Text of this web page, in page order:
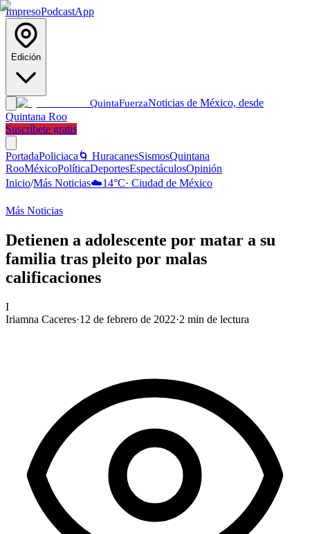
ImpresoPodcastApp
Edición
QuintaFuerzaNoticias de México, desde
Quintana Roo
Suscríbete gratis
PortadaPoliciaca 🌀 HuracanesSismosQuintana
RooMéxicoPolíticaDeportesEspectáculosOpinión
Inicio/Más Noticias☁️14°C· Ciudad de México
Más Noticias
Detienen a adolescente por matar a su
familia tras pleito por malas
calificaciones
I
Iriamna Caceres·12 de febrero de 2022·2 min de lectura